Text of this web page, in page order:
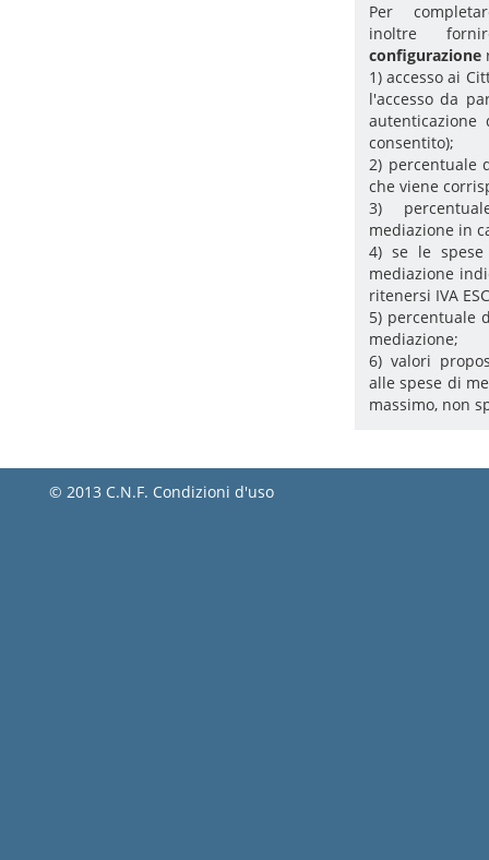
Per
inoltre
configurazione
1) accesso ai
l'accesso da
consentito);
2) percentuale
che viene
3)
mediazione in
4) se le
mediazione
ritenersi IVA
5) percentuale
mediazione;
6) valori
alle spese di
massimo, non
© 2013 C.N.F. Condizioni d'uso